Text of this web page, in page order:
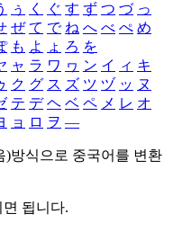
ぅ く ぐ す ず つ づ っ
ぜ て で ね へ べ ぺ め
も よ ょ ろ を
ャ ラ ワ ヮ ン イ ィ キ
ク グ ス ズ ツ ヅ ッ ヌ
テ デ ヘ ベ ペ メ レ オ
ョ ロ ヲ ―
)방식으로 중국어를 변환
됩니다.